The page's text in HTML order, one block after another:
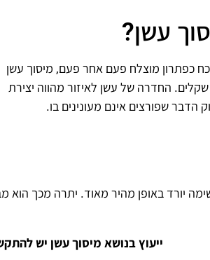
עשן?
כפתרון מוצלח פעם אחר פעם, מיסוך עשן
שקלים. החדרה של עשן לאיזור מהווה יצירת
הדבר שפורצים אינם מעונינים בו.
יורד באופן מהיר מאוד. יתרה מכך הוא
ייעוץ בנושא מיסוך עשן יש